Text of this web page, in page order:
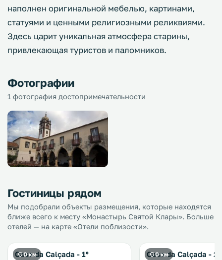
наполнен оригинальной мебелью, картинами,
статуями и ценными религиозными реликвиями.
Здесь царит уникальная атмосфера старины,
привлекающая туристов и паломников.
Фотографии
1 фотография достопримечательности
Гостиницы рядом
Мы подобрали объекты размещения, которые находятся
ближе всего к месту «Монастырь Святой Клары». Больше
отелей — на карте «Отели поблизости».
0 км
Casa da Calçada - 1º 0 км
Casa da Calçada - 2º